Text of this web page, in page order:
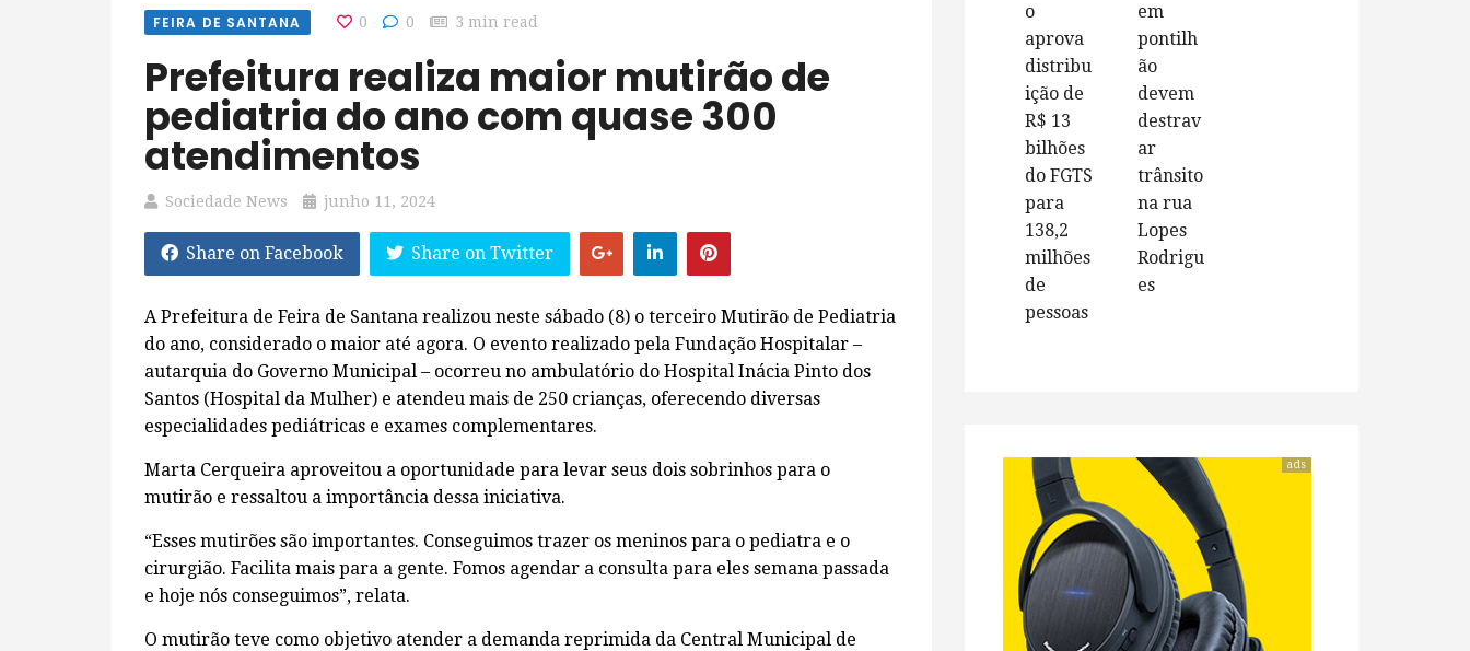
FEIRA DE SANTANA 0 0 3 min read
Prefeitura realiza maior mutirão de
pediatria do ano com quase 300
atendimentos
Sociedade News junho 11, 2024
Share on Facebook Share on Twitter
A Prefeitura de Feira de Santana realizou neste sábado (8) o terceiro Mutirão de Pediatria
do ano, considerado o maior até agora. O evento realizado pela Fundação Hospitalar –
autarquia do Governo Municipal – ocorreu no ambulatório do Hospital Inácia Pinto dos
Santos (Hospital da Mulher) e atendeu mais de 250 crianças, oferecendo diversas
especialidades pediátricas e exames complementares.
Marta Cerqueira aproveitou a oportunidade para levar seus dois sobrinhos para o
mutirão e ressaltou a importância dessa iniciativa.
“Esses mutirões são importantes. Conseguimos trazer os meninos para o pediatra e o
cirurgião. Facilita mais para a gente. Fomos agendar a consulta para eles semana passada
e hoje nós conseguimos”, relata.
O mutirão teve como objetivo atender a demanda reprimida da Central Municipal de
o
aprova
distribu
ição de
R$ 13
bilhões
do FGTS
para
138,2
milhões
de
pessoas
em
pontilh
ão
devem
destrav
ar
trânsito
na rua
Lopes
Rodrigu
es
ads